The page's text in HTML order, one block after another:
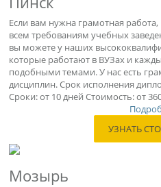
Если вам нужна грамотная работа,
всем требованиям учебных
вы можете у наших
которые работают в ВУЗах и
подобными темами. У нас есть
дисциплин. Срок исполнения
Сроки: от 10 дней Стоимость: от
УЗНАТЬ
Мозырь